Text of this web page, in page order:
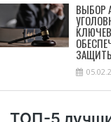
ВЫБОР